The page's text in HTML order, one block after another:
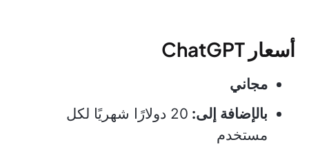
أسعار ChatGPT
مجاني
بالإضافة إلى:
20 دولارًا شهريًا لكل
مستخدم